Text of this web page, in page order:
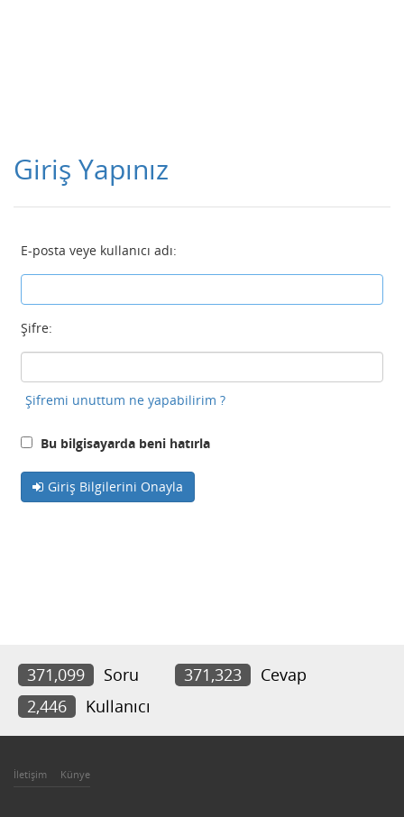
Giriş Yapınız
E-posta veye kullanıcı adı:
Şifre:
Şifremi unuttum ne yapabilirim ?
Bu bilgisayarda beni hatırla
Giriş Bilgilerini Onayla
371,099 Soru 371,323
Cevap
2,446
Kullanıcı
İletişim Künye